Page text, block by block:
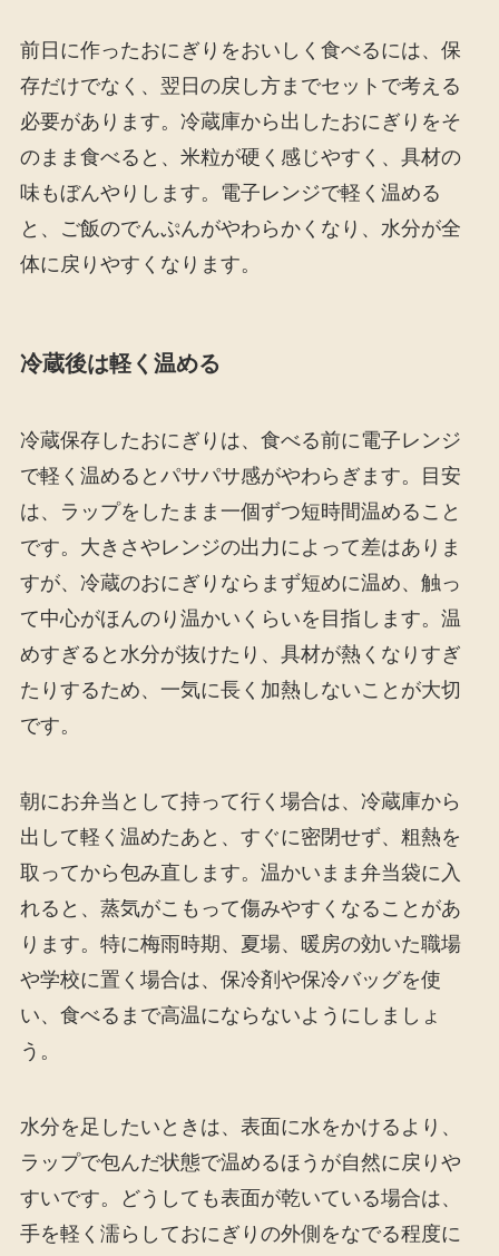
前日に作ったおにぎりをおいしく食べるには、保
存だけでなく、翌日の戻し方までセットで考える
必要があります。冷蔵庫から出したおにぎりをそ
のまま食べると、米粒が硬く感じやすく、具材の
味もぼんやりします。電子レンジで軽く温める
と、ご飯のでんぷんがやわらかくなり、水分が全
体に戻りやすくなります。
冷蔵後は軽く温める
冷蔵保存したおにぎりは、食べる前に電子レンジ
で軽く温めるとパサパサ感がやわらぎます。目安
は、ラップをしたまま一個ずつ短時間温めること
です。大きさやレンジの出力によって差はありま
すが、冷蔵のおにぎりならまず短めに温め、触っ
て中心がほんのり温かいくらいを目指します。温
めすぎると水分が抜けたり、具材が熱くなりすぎ
たりするため、一気に長く加熱しないことが大切
です。
朝にお弁当として持って行く場合は、冷蔵庫から
出して軽く温めたあと、すぐに密閉せず、粗熱を
取ってから包み直します。温かいまま弁当袋に入
れると、蒸気がこもって傷みやすくなることがあ
ります。特に梅雨時期、夏場、暖房の効いた職場
や学校に置く場合は、保冷剤や保冷バッグを使
い、食べるまで高温にならないようにしましょ
う。
水分を足したいときは、表面に水をかけるより、
ラップで包んだ状態で温めるほうが自然に戻りや
すいです。どうしても表面が乾いている場合は、
手を軽く濡らしておにぎりの外側をなでる程度に